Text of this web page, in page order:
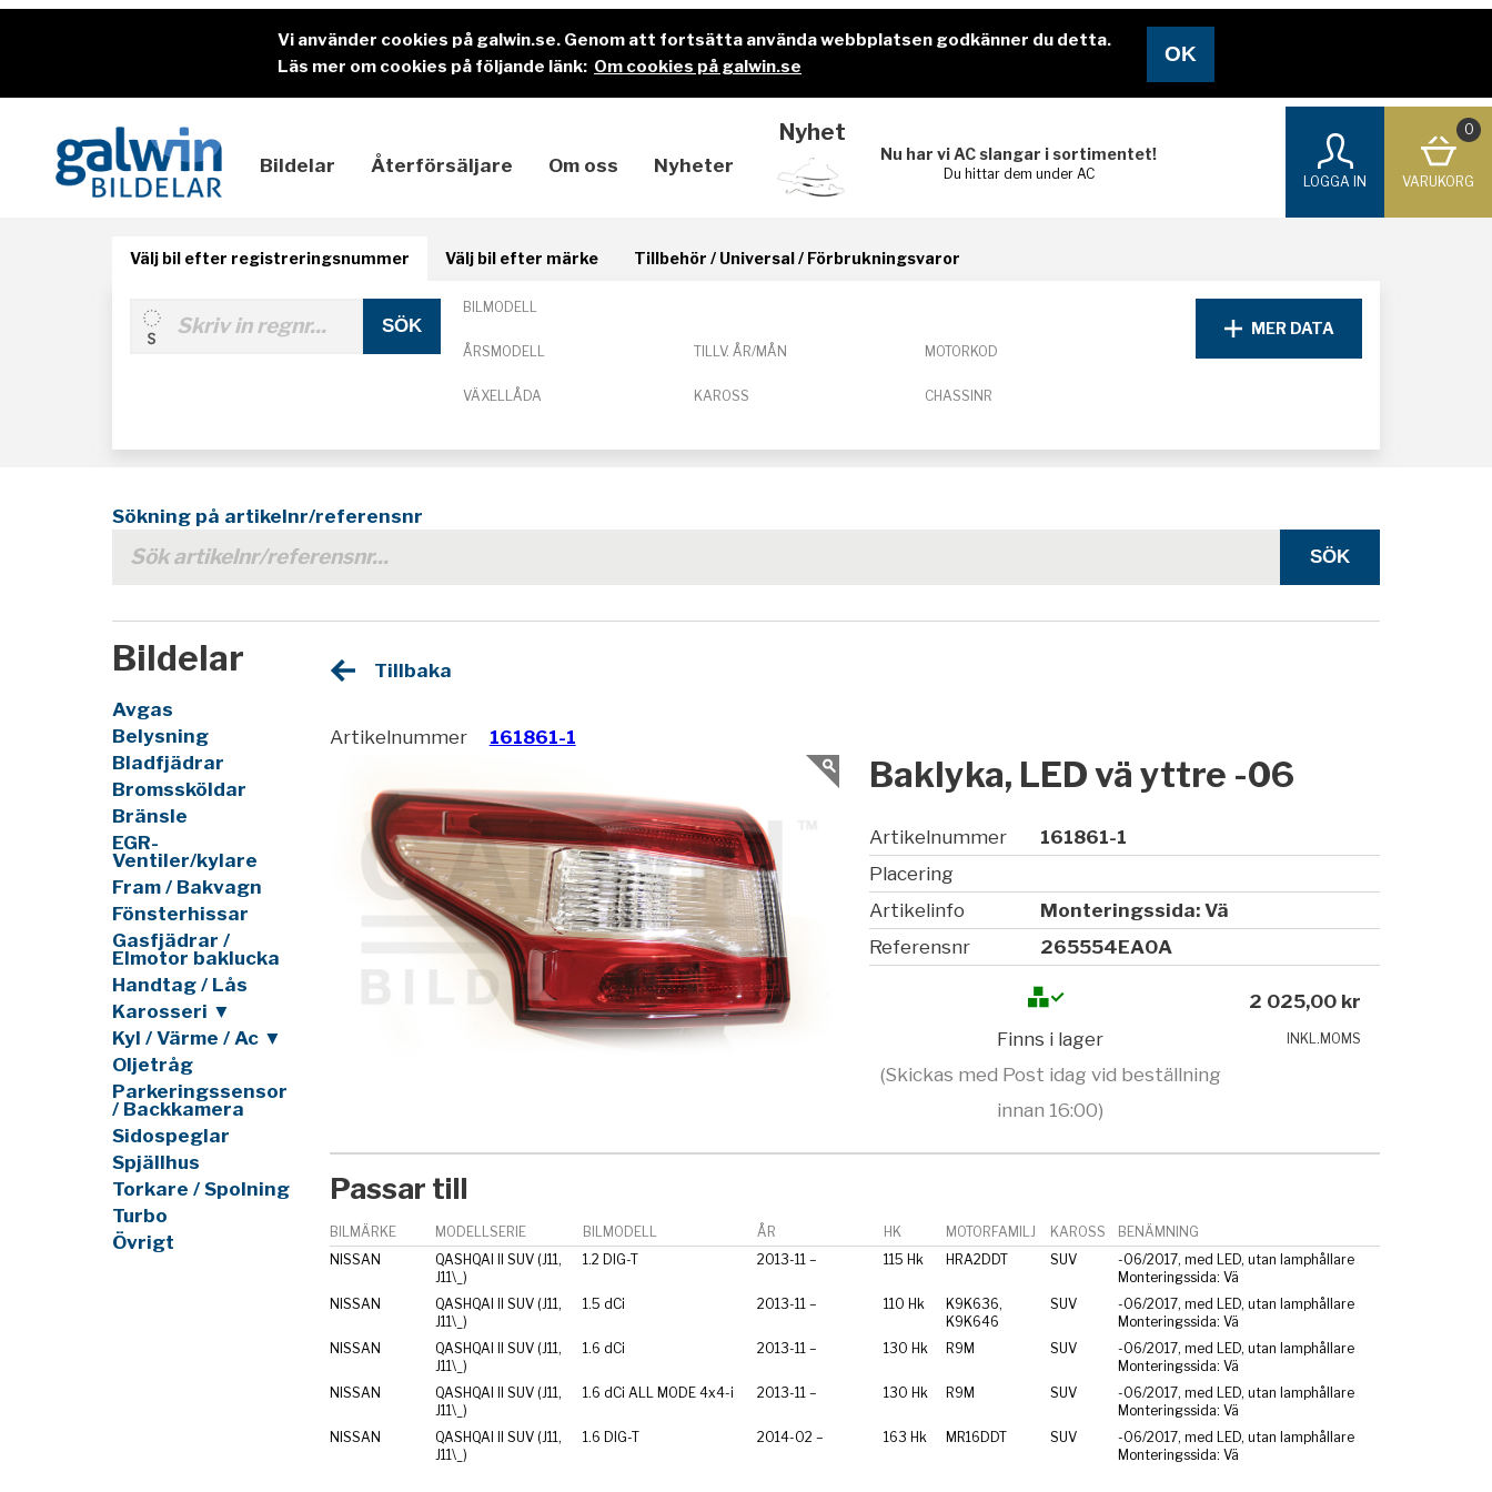
Vi använder cookies på galwin.se. Genom att fortsätta använda webbplatsen godkänner du detta.
Läs mer om cookies på följande länk: Om cookies på galwin.se
Bildelar Återförsäljare Om oss Nyheter
Nyhet
Nu har vi AC slangar i sortimentet!
Du hittar dem under AC
LOGGA IN
0
VARUKORG
Välj bil efter registreringsnummer Välj bil efter märke Tillbehör / Universal / Förbrukningsvaror
BILMODELL
ÅRSMODELL TILLV. ÅR/MÅN MOTORKOD
VÄXELLÅDA KAROSS CHASSINR
MER DATA
Sökning på artikelnr/referensnr
Bildelar
Avgas
Belysning
Bladfjädrar
Bromssköldar
Bränsle
EGR-
Ventiler/kylare
Fram / Bakvagn
Fönsterhissar
Gasfjädrar /
Elmotor baklucka
Handtag / Lås
Karosseri ▼
Kyl / Värme / Ac ▼
Oljetråg
Parkeringssensor
/ Backkamera
Sidospeglar
Spjällhus
Torkare / Spolning
Turbo
Övrigt
Tillbaka
Artikelnummer 161861-1
Baklyka, LED vä yttre -06
Artikelnummer
161861-1
Placering
Artikelinfo
Monteringssida: Vä
Referensnr
265554EA0A
Finns i lager
(Skickas med Post idag vid beställning
innan 16:00)
2 025,00 kr
INKL.MOMS
Passar till
BILMÄRKE MODELLSERIE BILMODELL ÅR HK MOTORFAMILJ KAROSS
BENÄMNING
NISSAN
QASHQAI II SUV (J11,
J11\_)
1.2 DIG-T 2013-11 – 115 Hk HRA2DDT SUV
-06/2017, med LED, utan lamphållare
Monteringssida: Vä
NISSAN
QASHQAI II SUV (J11,
J11\_)
1.5 dCi 2013-11 – 110 Hk
K9K636,
K9K646
SUV
-06/2017, med LED, utan lamphållare
Monteringssida: Vä
NISSAN
QASHQAI II SUV (J11,
J11\_)
1.6 dCi 2013-11 – 130 Hk R9M SUV
-06/2017, med LED, utan lamphållare
Monteringssida: Vä
NISSAN
QASHQAI II SUV (J11,
J11\_)
1.6 dCi ALL MODE 4x4-i 2013-11 – 130 Hk R9M SUV
-06/2017, med LED, utan lamphållare
Monteringssida: Vä
NISSAN
QASHQAI II SUV (J11,
J11\_)
1.6 DIG-T 2014-02 – 163 Hk MR16DDT SUV
-06/2017, med LED, utan lamphållare
Monteringssida: Vä